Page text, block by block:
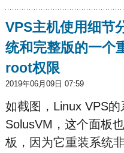
VPS主机使用细节
统和完整版的一个
root权限
2019年06月09日 07:59
如截图，Linux VPS
SolusVM，这个面板
板，因为它重装系统